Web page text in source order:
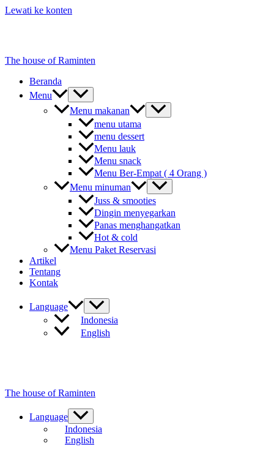
Lewati ke konten
The house of Raminten
Beranda
Menu
Menu makanan
menu utama
menu dessert
Menu lauk
Menu snack
Menu Ber-Empat ( 4 Orang )
Menu minuman
Juss & smooties
Dingin menyegarkan
Panas menghangatkan
Hot & cold
Menu Paket Reservasi
Artikel
Tentang
Kontak
Language
Indonesia
English
The house of Raminten
Language
Indonesia
English